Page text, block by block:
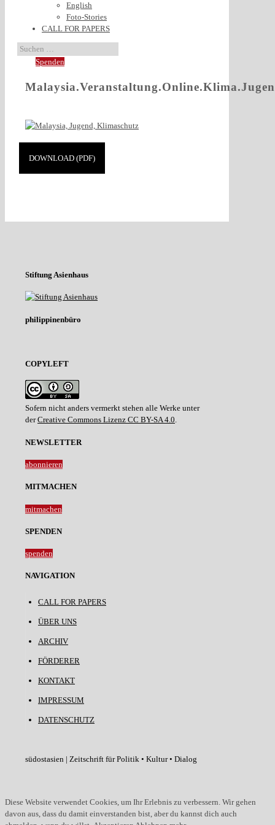
English
Foto-Stories
CALL FOR PAPERS
Spenden
DOWNLOAD (PDF)
Stiftung Asienhaus
philippinenbüro
COPYLEFT
Sofern nicht anders vermerkt stehen alle Werke unter
derCreative Commons Lizenz CC BY-SA 4.0.
NEWSLETTER
abonnieren
MITMACHEN
mitmachen
SPENDEN
spenden
NAVIGATION
CALL FOR PAPERS
ÜBER UNS
ARCHIV
FÖRDERER
KONTAKT
IMPRESSUM
DATENSCHUTZ
südostasien | Zeitschrift für Politik • Kultur • Dialog
Diese Website verwendet Cookies, um Ihr Erlebnis zu verbessern. Wir gehen
davon aus, dass du damit einverstanden bist, aber du kannst dich auch